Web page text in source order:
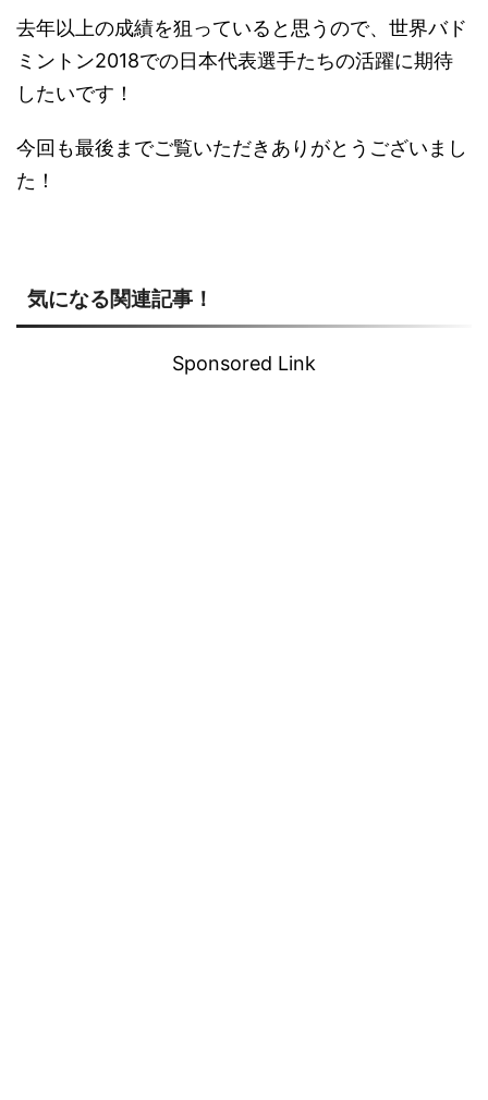
去年以上の成績を狙っていると思うので、世界バド
ミントン2018での日本代表選手たちの活躍に期待
したいです！
今回も最後までご覧いただきありがとうございまし
た！
気になる関連記事！
Sponsored Link